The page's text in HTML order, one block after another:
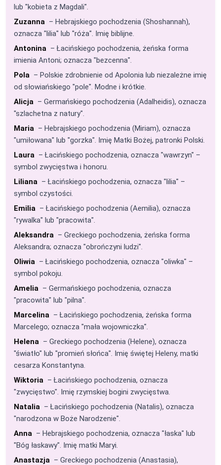
lub "kobieta z Magdali".
Zuzanna – Hebrajskiego pochodzenia (Shoshannah),
oznacza "lilia" lub "róża". Imię biblijne.
Antonina – Łacińskiego pochodzenia, żeńska forma
imienia Antoni; oznacza "bezcenna".
Pola – Polskie zdrobnienie od Apolonia lub niezależne imię
od słowiańskiego "pole". Modne i krótkie.
Alicja – Germańskiego pochodzenia (Adalheidis), oznacza
"szlachetna z natury".
Maria – Hebrajskiego pochodzenia (Miriam), oznacza
"umiłowana" lub "gorzka". Imię Matki Bożej, patronki Polski.
Laura – Łacińskiego pochodzenia, oznacza "wawrzyn" –
symbol zwycięstwa i honoru.
Liliana – Łacińskiego pochodzenia, oznacza "lilia" –
symbol czystości.
Emilia – Łacińskiego pochodzenia (Aemilia), oznacza
"rywalka" lub "pracowita".
Aleksandra – Greckiego pochodzenia, żeńska forma
Aleksandra; oznacza "obrończyni ludzi".
Oliwia – Łacińskiego pochodzenia, oznacza "oliwka" –
symbol pokoju.
Amelia – Germańskiego pochodzenia, oznacza
"pracowita" lub "pilna".
Marcelina – Łacińskiego pochodzenia, żeńska forma
Marcelego; oznacza "mała wojowniczka".
Helena – Greckiego pochodzenia (Helene), oznacza
"światło" lub "promień słońca". Imię świętej Heleny, matki
cesarza Konstantyna.
Wiktoria – Łacińskiego pochodzenia, oznacza
"zwycięstwo". Imię rzymskiej bogini zwycięstwa.
Natalia – Łacińskiego pochodzenia (Natalis), oznacza
"narodzona w Boże Narodzenie".
Anna – Hebrajskiego pochodzenia, oznacza "łaska" lub
"Bóg łaskawy". Imię matki Maryi.
Anastazja – Greckiego pochodzenia (Anastasia),